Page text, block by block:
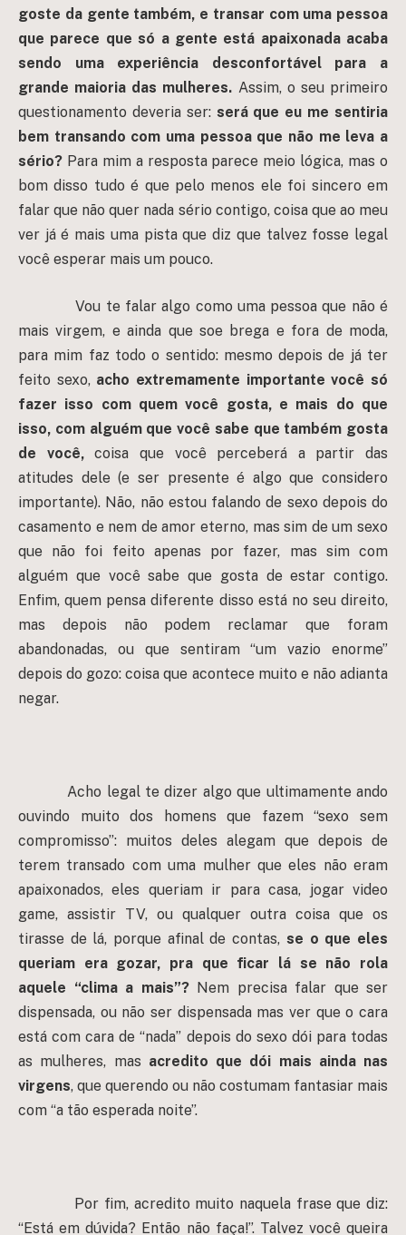
goste da gente também, e transar com uma pessoa
que parece que só a gente está apaixonada acaba
sendo uma experiência desconfortável para a
grande maioria das mulheres. Assim, o seu primeiro
questionamento deveria ser: será que eu me sentiria
bem transando com uma pessoa que não me leva a
sério? Para mim a resposta parece meio lógica, mas o
bom disso tudo é que pelo menos ele foi sincero em
falar que não quer nada sério contigo, coisa que ao meu
ver já é mais uma pista que diz que talvez fosse legal
você esperar mais um pouco.
Vou te falar algo como uma pessoa que não é
mais virgem, e ainda que soe brega e fora de moda,
para mim faz todo o sentido: mesmo depois de já ter
feito sexo, acho extremamente importante você só
fazer isso com quem você gosta, e mais do que
isso, com alguém que você sabe que também gosta
de você,coisa que você perceberá a partir das
atitudes dele (e ser presente é algo que considero
importante). Não, não estou falando de sexo depois do
casamento e nem de amor eterno, mas sim de um sexo
que não foi feito apenas por fazer, mas sim com
alguém que você sabe que gosta de estar contigo.
Enfim, quem pensa diferente disso está no seu direito,
mas depois não podem reclamar que foram
abandonadas, ou que sentiram “um vazio enorme”
depois do gozo: coisa que acontece muito e não adianta
negar.
Acho legal te dizer algo que ultimamente ando
ouvindo muito dos homens que fazem “sexo sem
compromisso”: muitos deles alegam que depois de
terem transado com uma mulher que eles não eram
apaixonados, eles queriam ir para casa, jogar video
game, assistir TV, ou qualquer outra coisa que os
tirasse de lá, porque afinal de contas, se o que eles
queriam era gozar, pra que ficar lá se não rola
aquele “clima a mais”?Nem precisa falar que ser
dispensada, ou não ser dispensada mas ver que o cara
está com cara de “nada” depois do sexo dói para todas
as mulheres, mas acredito que dói mais ainda nas
virgens, que querendo ou não costumam fantasiar mais
com “a tão esperada noite”.
Por fim, acredito muito naquela frase que diz:
“Está em dúvida? Então não faça!”. Talvez você queira